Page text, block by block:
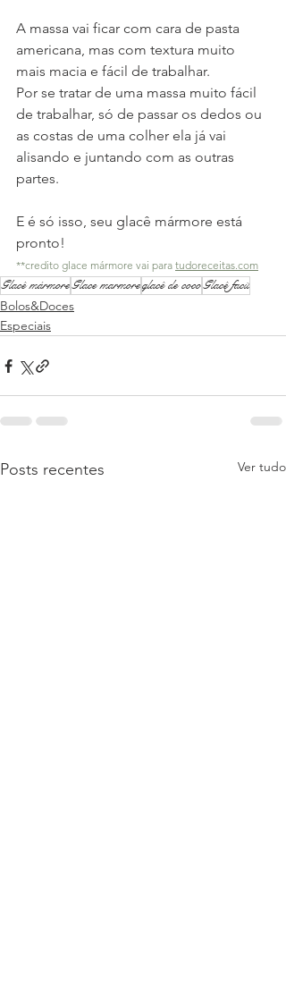
A massa vai ficar com cara de pasta
americana, mas com textura muito
mais macia e fácil de trabalhar.
Por se tratar de uma massa muito fácil
de trabalhar, só de passar os dedos ou
as costas de uma colher ela já vai
alisando e juntando com as outras
partes.
E é só isso, seu glacê mármore está
pronto!
**credito glace mármore vai para tudoreceitas.com
Glacê mármoreGlace marmoreglacê de cocoGlacê facil
Bolos&Doces
Especiais
Posts recentes Ver tudo